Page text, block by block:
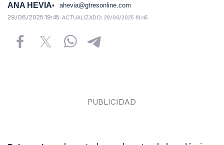
ANA HEVIA ahevia@gtresonline.com
29/06/2025 19:45 ACTUALIZADO: 29/06/2025 19:45